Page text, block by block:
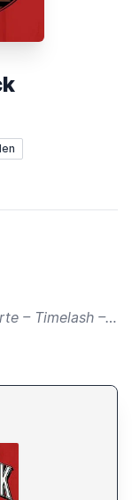
Podstock – Weihnachtsbaum – Konzerte – Timelash – Feuer und Flamme